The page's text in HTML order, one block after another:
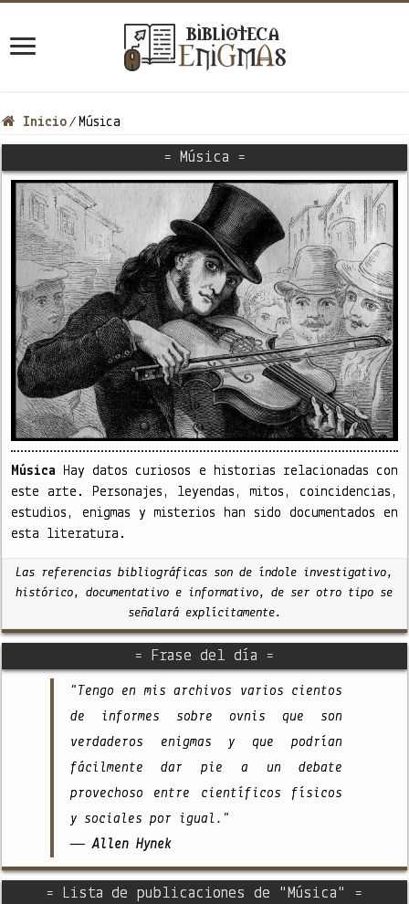
Inicio / Música
= Música =
Música Hay datos curiosos e historias relacionadas con
este arte. Personajes, leyendas, mitos, coincidencias,
estudios, enigmas y misterios han sido documentados en
esta literatura.
Las referencias bibliográficas son de índole investigativo,
histórico, documentativo e informativo, de ser otro tipo se
señalará explícitamente.
= Frase del día =
"Tengo en mis archivos varios cientos
de informes sobre ovnis que son
verdaderos enigmas y que podrían
fácilmente dar pie a un debate
provechoso entre científicos físicos
y sociales por igual."
— Allen Hynek
= Lista de publicaciones de "Música" =